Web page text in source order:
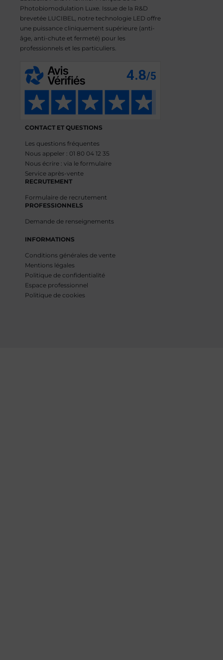
Photobiomodulation Luxe. Issue de la R&D
brevetée LUCIBEL, notre technologie LED offre
une puissance cliniquement supérieure (anti-
âge, anti-chute et fermeté) pour les
professionnels et les particuliers.
CONTACT ET QUESTIONS
Les questions fréquentes
Nous appeler : 01 80 04 12 35
Nous écrire : via le formulaire
Service après-vente
RECRUTEMENT
Formulaire de recrutement
PROFESSIONNELS
Demande de renseignements
INFORMATIONS
Conditions générales de vente
Mentions légales
Politique de confidentialité
Espace professionnel
Politique de cookies